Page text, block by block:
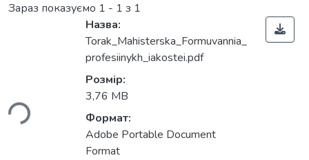
Зараз показуємо 1 - 1 з 1
Назва:
Torak_Mahisterska_Formuvannia_
profesiinykh_iakostei.pdf
Розмір:
3,76 MB
Формат:
Adobe Portable Document
Format